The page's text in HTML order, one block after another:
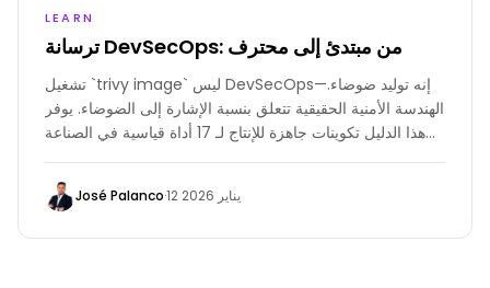
LEARN
ترسانة DevSecOps: من مبتدئ إلى محترف
تشغيل `trivy image` ليس DevSecOps—إنه توليد ضوضاء.
الهندسة الأمنية الحقيقية تتعلق بنسبة الإشارة إلى الضوضاء. يوفر
هذا الدليل تكوينات جاهزة للإنتاج لـ 17 أداة قياسية في الصناعة
لوقف الثغرات دون إيقاف الأعمال، منظمة في ثلاث مراحل: ما
José Palanco· 12 يناير 2026